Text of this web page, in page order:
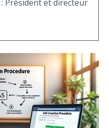
: Président et directeur